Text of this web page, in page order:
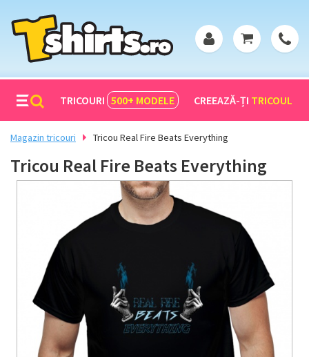
TRICOURI 500+ MODELE CREEAZĂ-ȚI TRICOUL
Magazin tricouri Tricou Real Fire Beats Everything
Tricou Real Fire Beats Everything